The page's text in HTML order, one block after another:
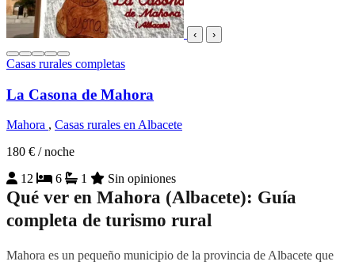
‹ ›
Casas rurales completas
La Casona de Mahora
Mahora , Casas rurales en Albacete
180 € / noche
12
6 1 Sin opiniones
Qué ver en Mahora (Albacete): Guía
completa de turismo rural
Mahora es un pequeño municipio de la provincia de Albacete que